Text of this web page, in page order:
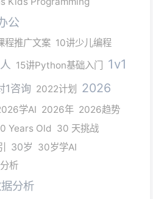
公
程推广文案 10讲少儿编程
15讲Python基础入门 1v1
1咨询 2022计划 2026
学AI 2026年 2026趋势
Years Old 30 天挑战
30岁 30岁学AI
析
分析